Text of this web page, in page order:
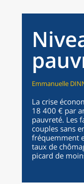
Emmanuelle
La crise
18 400 € par
pauvreté. Les
couples sans
fréquemment
taux de
picard de